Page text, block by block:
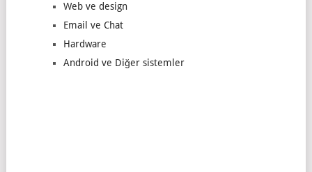
Web ve design
Email ve Chat
Hardware
Android ve Diğer sistemler